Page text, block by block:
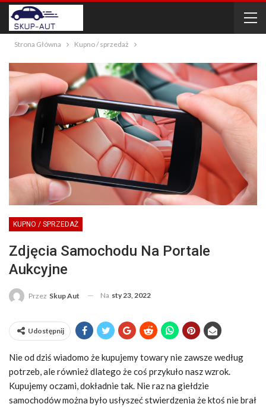
Strona Główna Kupno / sprzedaż
KUPNO / SPRZEDAŻ
Zdjęcia Samochodu Na Portale
Aukcyjne
Przez Skup Aut Na sty 23, 2022
Udostępnij
Nie od dziś wiadomo że kupujemy towary nie zawsze według
potrzeb, ale również dlatego że coś przykuło nasz wzrok.
Kupujemy oczami, dokładnie tak. Nie raz na giełdzie
samochodów można było usłyszeć stwierdzenia że ktoś nie brał